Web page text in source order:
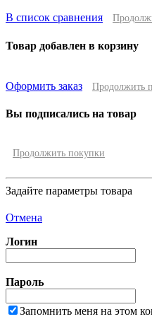
В список сравнения
Товар добавлен в корзину
Оформить заказ Продолжить
Вы подписались на товар
Продолжить покупки
Задайте параметры товара
Отмена
Логин
Пароль
Запомнить меня на этом